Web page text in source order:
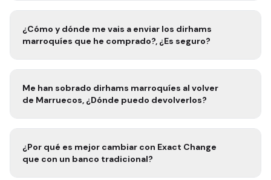
¿Cómo y dónde me vais a enviar los dirhams
marroquíes que he comprado?, ¿Es seguro?
Me han sobrado dirhams marroquíes al volver
de Marruecos, ¿Dónde puedo devolverlos?
¿Por qué es mejor cambiar con Exact Change
que con un banco tradicional?